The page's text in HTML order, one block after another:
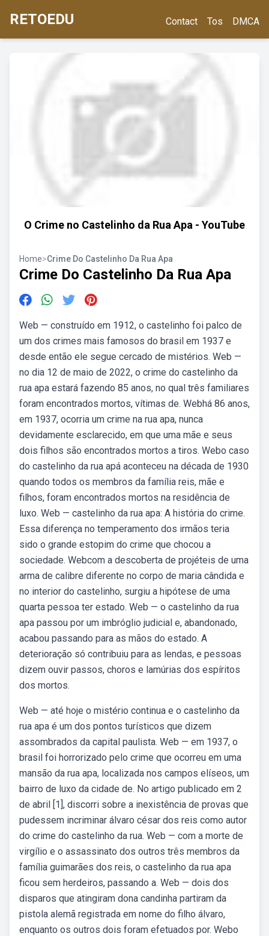
RETOEDU Contact Tos DMCA
O Crime no Castelinho da Rua Apa - YouTube
Home>Crime Do Castelinho Da Rua Apa
Crime Do Castelinho Da Rua Apa
Web — construído em 1912, o castelinho foi palco de
um dos crimes mais famosos do brasil em 1937 e
desde então ele segue cercado de mistérios. Web —
no dia 12 de maio de 2022, o crime do castelinho da
rua apa estará fazendo 85 anos, no qual três familiares
foram encontrados mortos, vítimas de. Webhá 86 anos,
em 1937, ocorria um crime na rua apa, nunca
devidamente esclarecido, em que uma mãe e seus
dois filhos são encontrados mortos a tiros. Webo caso
do castelinho da rua apá aconteceu na década de 1930
quando todos os membros da família reis, mãe e
filhos, foram encontrados mortos na residência de
luxo. Web — castelinho da rua apa: A história do crime.
Essa diferença no temperamento dos irmãos teria
sido o grande estopim do crime que chocou a
sociedade. Webcom a descoberta de projéteis de uma
arma de calibre diferente no corpo de maria cândida e
no interior do castelinho, surgiu a hipótese de uma
quarta pessoa ter estado. Web — o castelinho da rua
apa passou por um imbróglio judicial e, abandonado,
acabou passando para as mãos do estado. A
deterioração só contribuiu para as lendas, e pessoas
dizem ouvir passos, choros e lamúrias dos espíritos
dos mortos.
Web — até hoje o mistério continua e o castelinho da
rua apa é um dos pontos turísticos que dizem
assombrados da capital paulista. Web — em 1937, o
brasil foi horrorizado pelo crime que ocorreu em uma
mansão da rua apa, localizada nos campos elíseos, um
bairro de luxo da cidade de. No artigo publicado em 2
de abril [1], discorri sobre a inexistência de provas que
pudessem incriminar álvaro césar dos reis como autor
do crime do castelinho da rua. Web — com a morte de
virgílio e o assassinato dos outros três membros da
família guimarães dos reis, o castelinho da rua apa
ficou sem herdeiros, passando a. Web — dois dos
disparos que atingiram dona candinha partiram da
pistola alemã registrada em nome do filho álvaro,
enquanto os outros dois foram efetuados por. Webo